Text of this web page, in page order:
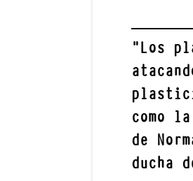
"Los
como
de
ducha